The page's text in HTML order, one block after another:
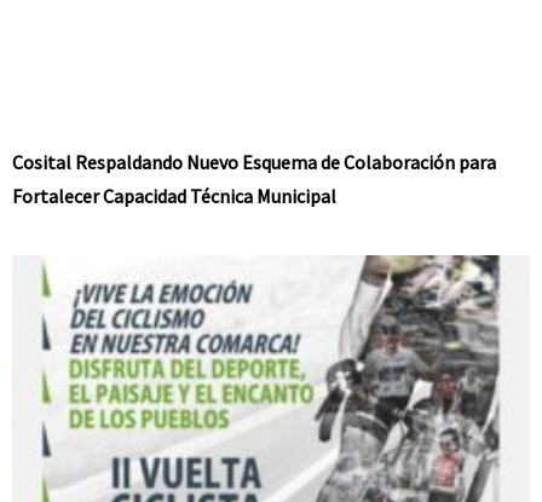
Cosital Respaldando Nuevo Esquema de Colaboración para
Fortalecer Capacidad Técnica Municipal